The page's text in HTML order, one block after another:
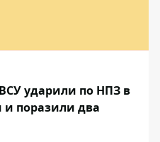
ударили по НПЗ в
и поразили два